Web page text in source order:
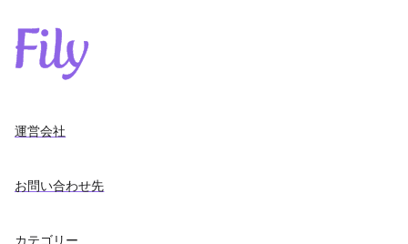
運営会社
お問い合わせ先
カテゴリー